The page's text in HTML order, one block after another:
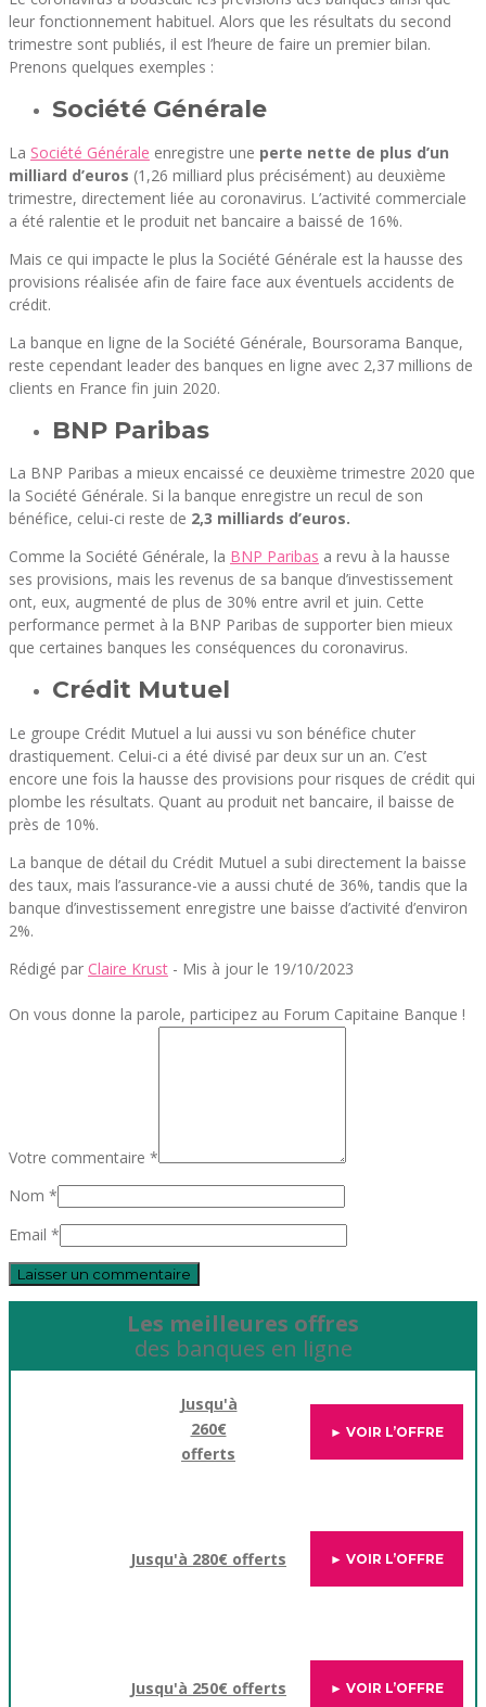
leur fonctionnement habituel. Alors que les résultats du second
trimestre sont publiés, il est l’heure de faire un premier bilan.
Prenons quelques exemples :
Société Générale
La Société Générale enregistre une perte nette de plus d’un
milliard d’euros (1,26 milliard plus précisément) au deuxième
trimestre, directement liée au coronavirus. L’activité commerciale
a été ralentie et le produit net bancaire a baissé de 16%.
Mais ce qui impacte le plus la Société Générale est la hausse des
provisions réalisée afin de faire face aux éventuels accidents de
crédit.
La banque en ligne de la Société Générale, Boursorama Banque,
reste cependant leader des banques en ligne avec 2,37 millions de
clients en France fin juin 2020.
BNP Paribas
La BNP Paribas a mieux encaissé ce deuxième trimestre 2020 que
la Société Générale. Si la banque enregistre un recul de son
bénéfice, celui-ci reste de 2,3 milliards d’euros.
Comme la Société Générale, la BNP Paribas a revu à la hausse
ses provisions, mais les revenus de sa banque d’investissement
ont, eux, augmenté de plus de 30% entre avril et juin. Cette
performance permet à la BNP Paribas de supporter bien mieux
que certaines banques les conséquences du coronavirus.
Crédit Mutuel
Le groupe Crédit Mutuel a lui aussi vu son bénéfice chuter
drastiquement. Celui-ci a été divisé par deux sur un an. C’est
encore une fois la hausse des provisions pour risques de crédit qui
plombe les résultats. Quant au produit net bancaire, il baisse de
près de 10%.
La banque de détail du Crédit Mutuel a subi directement la baisse
des taux, mais l’assurance-vie a aussi chuté de 36%, tandis que la
banque d’investissement enregistre une baisse d’activité d’environ
2%.
Rédigé par Claire Krust - Mis à jour le 19/10/2023
On vous donne la parole, participez au Forum Capitaine Banque !
Votre commentaire *
Nom *
Email *
Les meilleures offres
des banques en ligne
Jusqu'à
260€
offerts
► VOIR L’OFFRE
Jusqu'à 280€ offerts ► VOIR L’OFFRE
Jusqu'à 250€ offerts ► VOIR L’OFFRE